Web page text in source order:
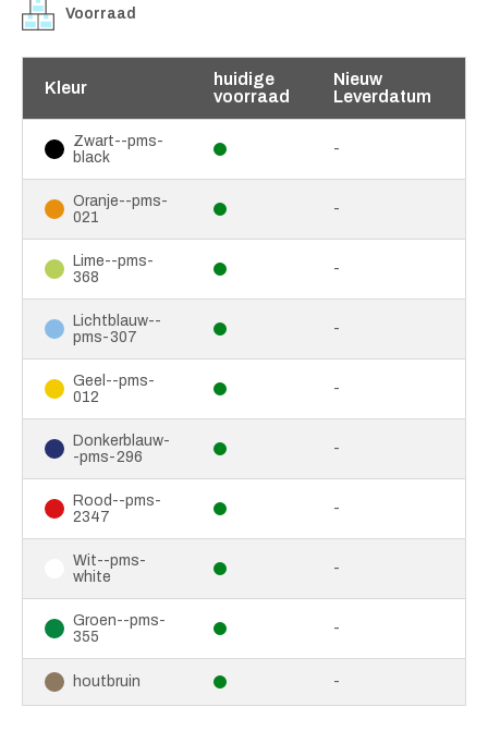
Voorraad
Kleur
huidige
voorraad
Nieuw
Leverdatum
Zwart--pms-
black
-
Oranje--pms-
021
-
Lime--pms-
368
-
Lichtblauw--
pms-307
-
Geel--pms-
012
-
Donkerblauw-
-pms-296
-
Rood--pms-
2347
-
Wit--pms-
white
-
Groen--pms-
355
-
houtbruin -